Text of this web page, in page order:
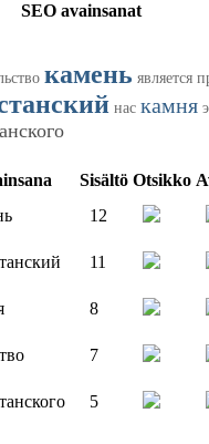
SEO avainsanat
камень является
нас камня
Sisältö Otsikko
12
11
8
7
5